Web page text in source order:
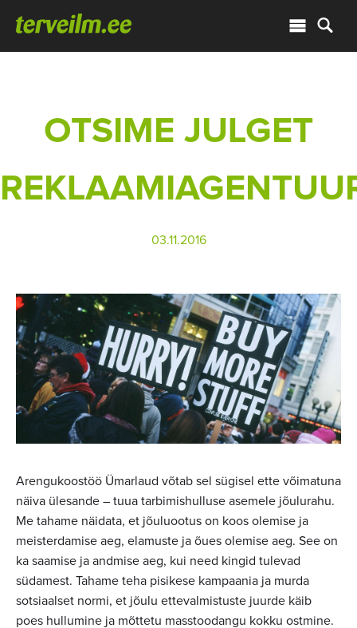
OTSIME JULGET
03.11.2016
Arengukoostöö Ümarlaud võtab sel sügisel ette võimatuna
näiva ülesande – tuua tarbimishulluse asemele jõulurahu.
Me tahame näidata, et jõuluootus on koos olemise ja
meisterdamise aeg, elamuste ja õues olemise aeg. See on
ka saamise ja andmise aeg, kui need kingid tulevad
südamest. Tahame teha pisikese kampaania ja murda
sotsiaalset normi, et jõulu ettevalmistuste juurde käib
poes hullumine ja mõttetu masstoodangu kokku ostmine.